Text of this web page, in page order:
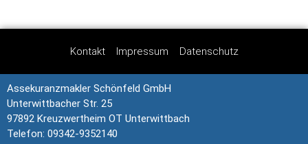
Kontakt Impressum Datenschutz
Assekuranzmakler Schönfeld GmbH
Unterwittbacher Str. 25
97892 Kreuzwertheim OT Unterwittbach
Telefon: 09342-9352140